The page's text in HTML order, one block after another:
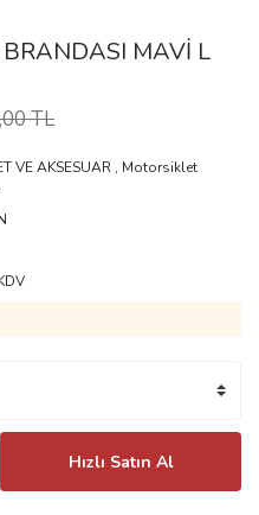
MAVİ L
TL
VE AKSESUAR , Motorsiklet
Hızlı Satın Al